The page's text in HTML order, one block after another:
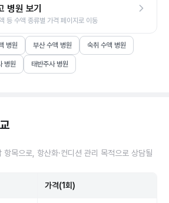
병원 보기
등 수액 종류별 가격 페이지로 이동
병원 부산 수액 병원 숙취 수액 병원
병원 태반주사 병원
목으로, 항산화·컨디션 관리 목적으로 상담될
가격(1회)